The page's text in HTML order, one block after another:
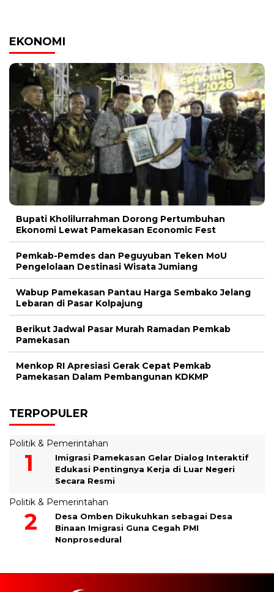
EKONOMI
Bupati Kholilurrahman Dorong Pertumbuhan
Ekonomi Lewat Pamekasan Economic Fest
Pemkab-Pemdes dan Peguyuban Teken MoU
Pengelolaan Destinasi Wisata Jumiang
Wabup Pamekasan Pantau Harga Sembako Jelang
Lebaran di Pasar Kolpajung
Berikut Jadwal Pasar Murah Ramadan Pemkab
Pamekasan
Menkop RI Apresiasi Gerak Cepat Pemkab
Pamekasan Dalam Pembangunan KDKMP
TERPOPULER
Politik & Pemerintahan
Imigrasi Pamekasan Gelar Dialog Interaktif
Edukasi Pentingnya Kerja di Luar Negeri
Secara Resmi
Politik & Pemerintahan
Desa Omben Dikukuhkan sebagai Desa
Binaan Imigrasi Guna Cegah PMI
Nonprosedural